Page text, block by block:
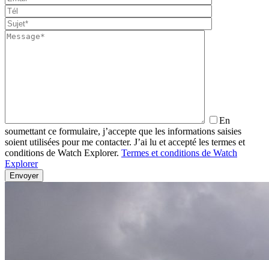
En
soumettant ce formulaire, j’accepte que les informations saisies
soient utilisées pour me contacter. J’ai lu et accepté les termes et
conditions de Watch Explorer. Termes et conditions de Watch
Explorer